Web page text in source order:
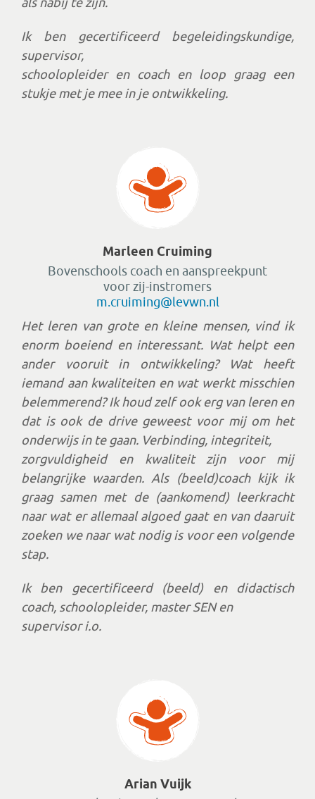
Ik ben gecertificeerd begeleidingskundige,
supervisor,
schoolopleider en coach en loop graag een
stukje met je mee in je ontwikkeling.
Marleen Cruiming
Bovenschools coach en aanspreekpunt
voor zij-instromers
m.cruiming@levwn.nl
Het leren van grote en kleine mensen, vind ik
enorm boeiend en interessant. Wat helpt een
ander vooruit in ontwikkeling? Wat heeft
iemand aan kwaliteiten en wat werkt misschien
belemmerend? Ik houd zelf ook erg van leren en
dat is ook de drive geweest voor mij om het
onderwijs in te gaan. Verbinding, integriteit,
zorgvuldigheid en kwaliteit zijn voor mij
belangrijke waarden. Als (beeld)coach kijk ik
graag samen met de (aankomend) leerkracht
naar wat er allemaal algoed gaat en van daaruit
zoeken we naar wat nodig is voor een volgende
stap.
Ik ben gecertificeerd (beeld) en didactisch
coach, schoolopleider, master SEN en
supervisor i.o.
Arian Vuijk